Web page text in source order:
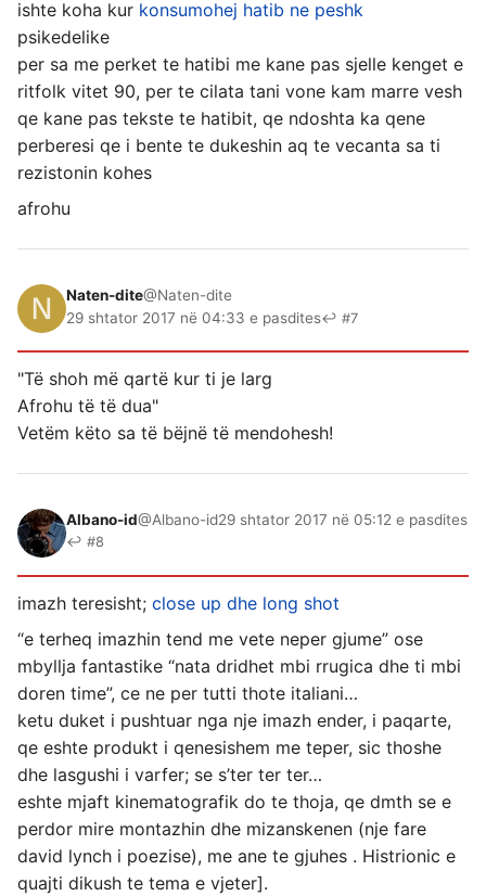
ishte koha kur konsumohej hatib ne peshk
psikedelike
per sa me perket te hatibi me kane pas sjelle kenget e
ritfolk vitet 90, per te cilata tani vone kam marre vesh
qe kane pas tekste te hatibit, qe ndoshta ka qene
perberesi qe i bente te dukeshin aq te vecanta sa ti
rezistonin kohes
afrohu
Naten-dite@Naten-dite
29 shtator 2017 në 04:33 e pasdites↩ #7
"Të shoh më qartë kur ti je larg
Afrohu të të dua"
Vetëm këto sa të bëjnë të mendohesh!
Albano-id@Albano-id29 shtator 2017 në 05:12 e pasdites
↩ #8
imazh teresisht; close up dhe long shot
“e terheq imazhin tend me vete neper gjume” ose
mbyllja fantastike “nata dridhet mbi rrugica dhe ti mbi
doren time”, ce ne per tutti thote italiani…
ketu duket i pushtuar nga nje imazh ender, i paqarte,
qe eshte produkt i qenesishem me teper, sic thoshe
dhe lasgushi i varfer; se s’ter ter ter…
eshte mjaft kinematografik do te thoja, qe dmth se e
perdor mire montazhin dhe mizanskenen (nje fare
david lynch i poezise), me ane te gjuhes . Histrionic e
quajti dikush te tema e vjeter].